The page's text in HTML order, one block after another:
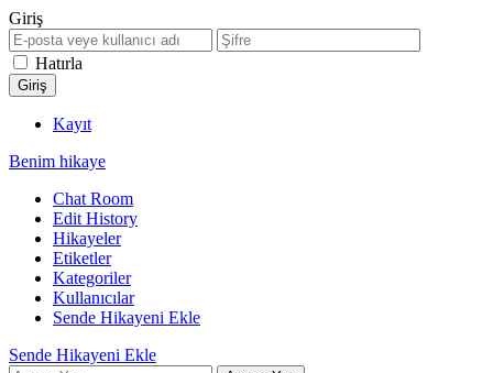
Giriş
Hatırla
Kayıt
Benim hikaye
Chat Room
Edit History
Hikayeler
Etiketler
Kategoriler
Kullanıcılar
Sende Hikayeni Ekle
Sende Hikayeni Ekle